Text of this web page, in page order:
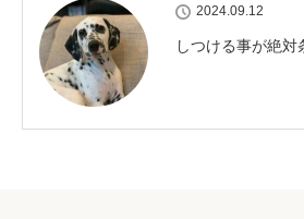
2024.09.12
しつける事が絶対